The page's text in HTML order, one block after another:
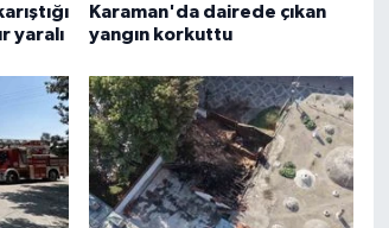
yaralı
Karaman'da dairede çıkan
yangın korkuttu